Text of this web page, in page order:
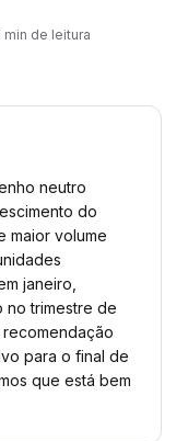
min de leitura
neutro
do
maior volume
janeiro,
no trimestre de
recomendação
para o final de
que está bem